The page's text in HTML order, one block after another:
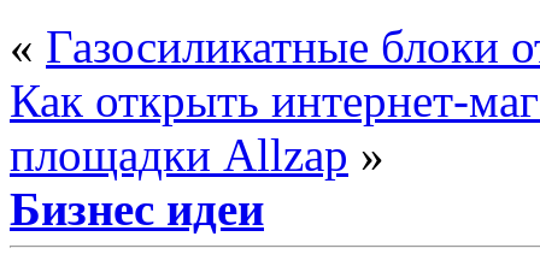
« Газосиликатные блоки
Как открыть интернет-
площадки Allzap »
Бизнес идеи